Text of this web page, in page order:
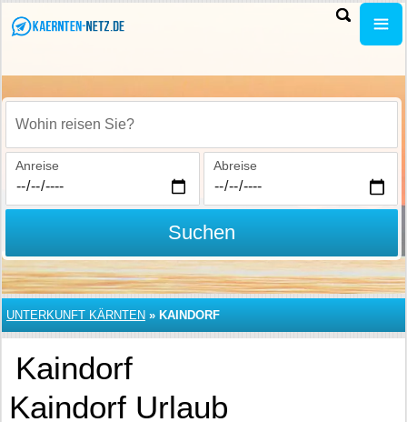
Wohin reisen Sie?
Anreise Abreise
Suchen
UNTERKUNFT KÄRNTEN » KAINDORF
Kaindorf
Kaindorf Urlaub